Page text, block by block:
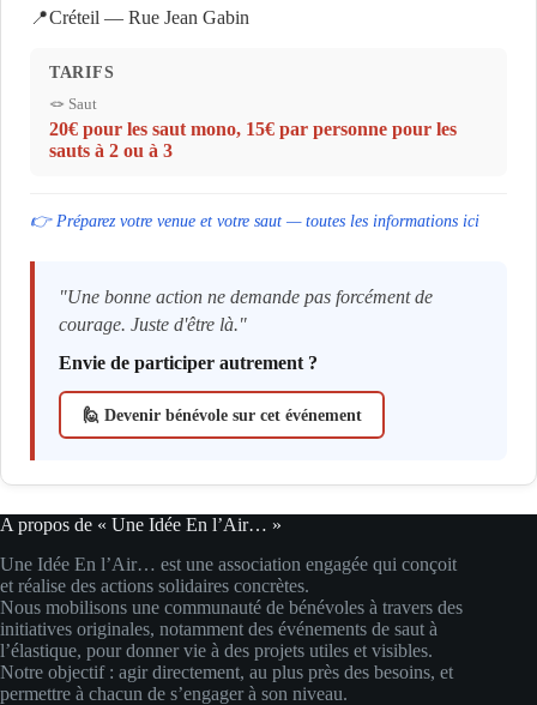
📍Créteil — Rue Jean Gabin
TARIFS
🪢 Saut
20€ pour les saut mono, 15€ par personne pour les
sauts à 2 ou à 3
👉 Préparez votre venue et votre saut — toutes les informations ici
"Une bonne action ne demande pas forcément de
courage. Juste d'être là."
Envie de participer autrement ?
🙋 Devenir bénévole sur cet événement
A propos de « Une Idée En l’Air… »
Une Idée En l’Air… est une association engagée qui conçoit
et réalise des actions solidaires concrètes.
Nous mobilisons une communauté de bénévoles à travers des
initiatives originales, notamment des événements de saut à
l’élastique, pour donner vie à des projets utiles et visibles.
Notre objectif : agir directement, au plus près des besoins, et
permettre à chacun de s’engager à son niveau.